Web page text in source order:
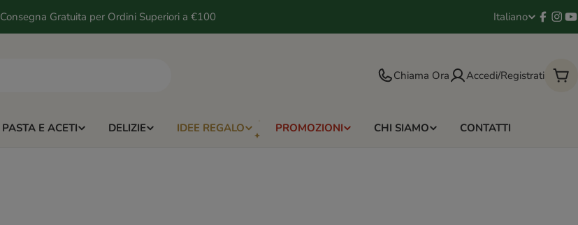
Consegna Gratuita per Ordini Superiori a €100
L
n
Italiano
Chiama Ora Accedi/Registrati
PASTA E ACETI DELIZIE IDEE REGALO PROMOZIONI CHI SIAMO CONTATTI